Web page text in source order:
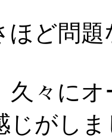
ほど問
久々に
じがし